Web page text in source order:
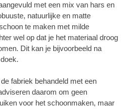
met een mix van hars en
natuurlijke en matte
te maken met milde
wel op dat je het materiaal droog
Dit kan je bijvoorbeeld na
fabriek behandeld met een
daarom om geen
voor het schoonmaken, maar